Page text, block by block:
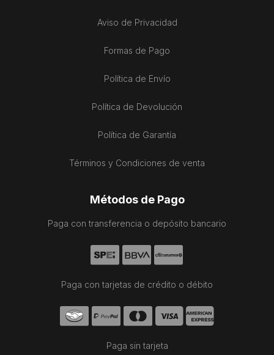
Aviso de Privacidad
Formas de Pago
Política de Envío
Política de Devolución
Política de Garantía
Términos y Condiciones de venta
Métodos de Pago
Paga con transferencia o depósito bancario
Paga con tarjetas de crédito o débito
Paga sin tarjeta